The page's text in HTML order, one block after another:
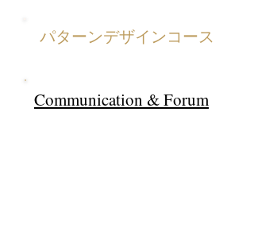
パターンデザインコース
Communication & Forum